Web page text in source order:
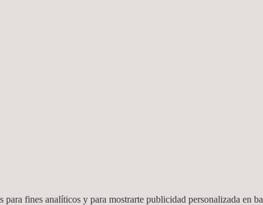
fines analíticos y para mostrarte publicidad personalizada en